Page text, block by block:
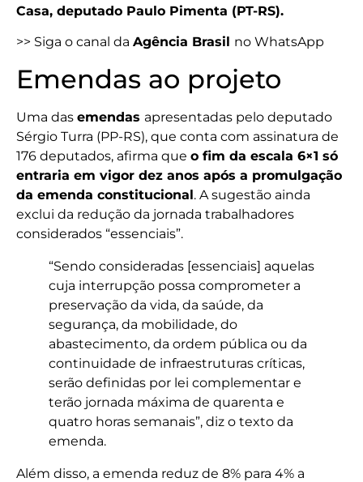
Casa, deputado Paulo Pimenta (PT-RS).
>> Siga o canal da Agência Brasil no WhatsApp
Emendas ao projeto
Uma das emendas apresentadas pelo deputado
Sérgio Turra (PP-RS), que conta com assinatura de
176 deputados, afirma que o fim da escala 6×1 só
entraria em vigor dez anos após a promulgação
da emenda constitucional. A sugestão ainda
exclui da redução da jornada trabalhadores
considerados “essenciais”.
“Sendo consideradas [essenciais] aquelas
cuja interrupção possa comprometer a
preservação da vida, da saúde, da
segurança, da mobilidade, do
abastecimento, da ordem pública ou da
continuidade de infraestruturas críticas,
serão definidas por lei complementar e
terão jornada máxima de quarenta e
quatro horas semanais”, diz o texto da
emenda.
Além disso, a emenda reduz de 8% para 4% a